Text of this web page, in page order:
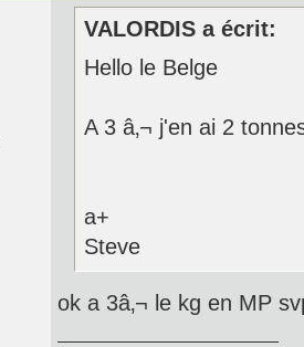
VALORDIS a écrit:
Hello le Belge
A 3 â‚¬ j'en ai 2
a+
Steve
ok a 3â‚¬ le kg en MP